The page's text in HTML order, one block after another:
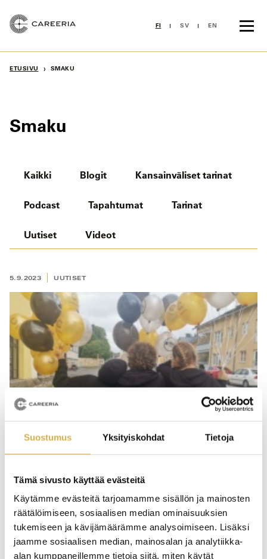
Suostumus Yksityiskohdat Tietoja
Tämä sivusto käyttää evästeitä
Käytämme evästeitä tarjoamamme sisällön ja mainosten
räätälöimiseen, sosiaalisen median ominaisuuksien
tukemiseen ja kävijämäärämme analysoimiseen. Lisäksi
jaamme sosiaalisen median, mainosalan ja analytiikka-
alan kumppaneillemme tietoja siitä, miten käytät
sisältöön
FI SV EN
ETUSIVU › SMAKU
Smaku
Kaikki Blogit Kansainväliset tarinat
Podcast Tapahtumat Tarinat
Uutiset Videot
5.9.2023 UUTISET
Smaku Porvoo – Careeria jälleen menossa
mukana
Artikkelien